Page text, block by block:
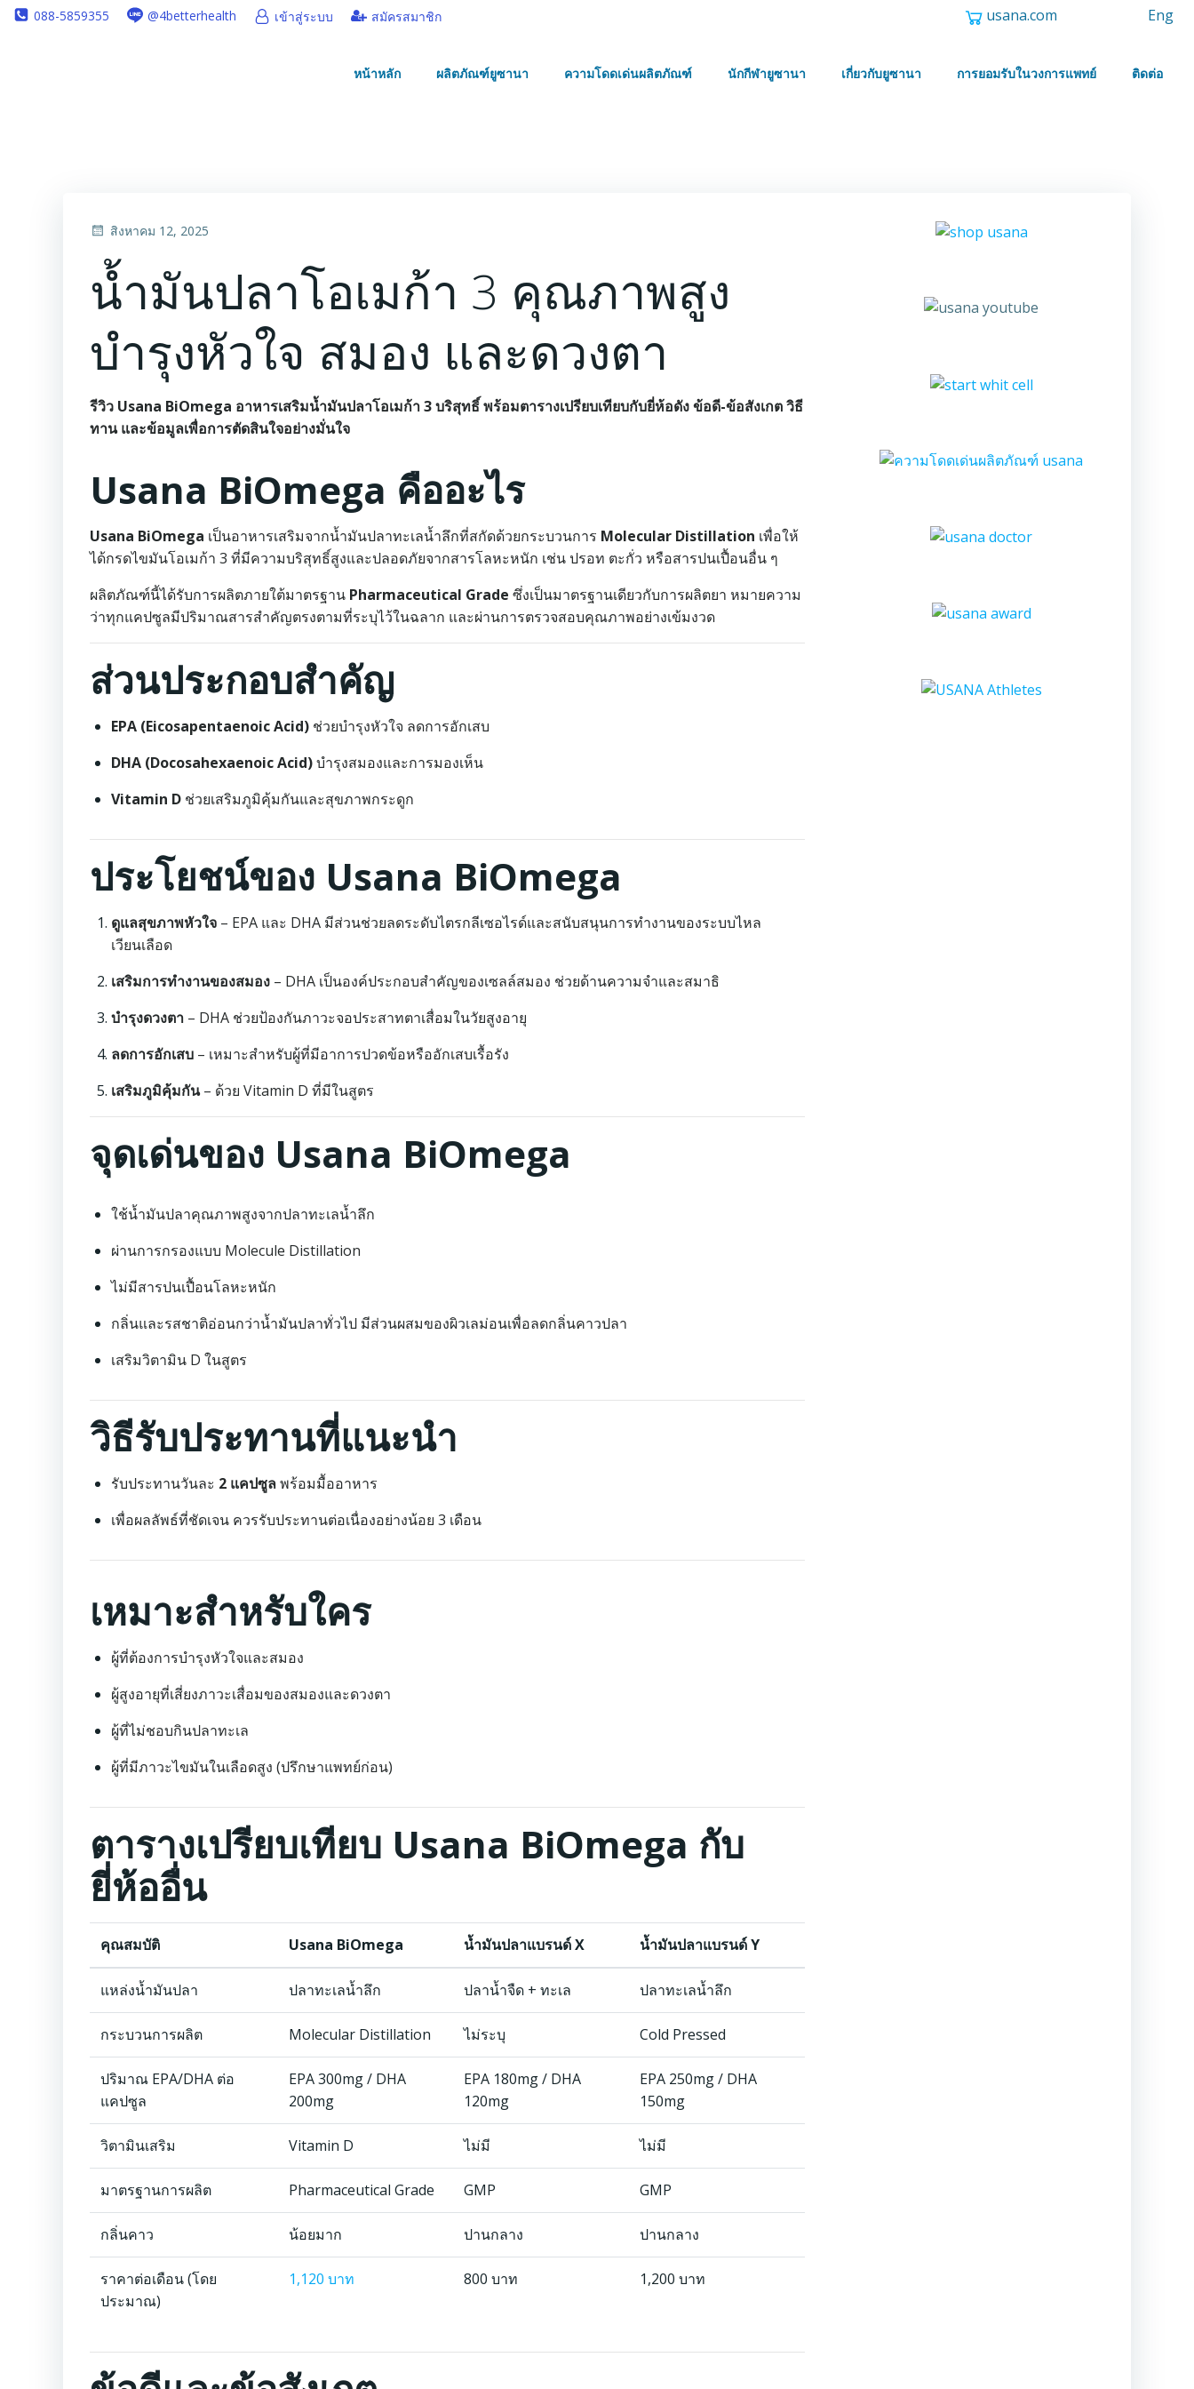
Skip 088-5859355 @4betterhealth เข้าสู่ระบบ สมัครสมาชิก usana.com Eng
หน้าหลัก ผลิตภัณฑ์ยูซานา ความโดดเด่นผลิตภัณฑ์ นักกีฬายูซานา เกี่ยวกับยูซานา การยอมรับในวงการแพทย์ ติดต่อ
สิงหาคม 12, 2025
น้ำมันปลาโอเมก้า 3 คุณภาพสูง
บำรุงหัวใจ สมอง และดวงตา
รีวิว Usana BiOmega อาหารเสริมน้ำมันปลาโอเมก้า 3 บริสุทธิ์ พร้อมตารางเปรียบเทียบกับยี่ห้อดัง ข้อดี-ข้อสังเกต วิธี
ทาน และข้อมูลเพื่อการตัดสินใจอย่างมั่นใจ
Usana BiOmega คืออะไร
Usana BiOmega เป็นอาหารเสริมจากน้ำมันปลาทะเลน้ำลึกที่สกัดด้วยกระบวนการ Molecular Distillation เพื่อให้
ได้กรดไขมันโอเมก้า 3 ที่มีความบริสุทธิ์สูงและปลอดภัยจากสารโลหะหนัก เช่น ปรอท ตะกั่ว หรือสารปนเปื้อนอื่น ๆ
ผลิตภัณฑ์นี้ได้รับการผลิตภายใต้มาตรฐาน Pharmaceutical Grade ซึ่งเป็นมาตรฐานเดียวกับการผลิตยา หมายความ
ว่าทุกแคปซูลมีปริมาณสารสำคัญตรงตามที่ระบุไว้ในฉลาก และผ่านการตรวจสอบคุณภาพอย่างเข้มงวด
ส่วนประกอบสำคัญ
EPA (Eicosapentaenoic Acid) ช่วยบำรุงหัวใจ ลดการอักเสบ
DHA (Docosahexaenoic Acid)บำรุงสมองและการมองเห็น
Vitamin D ช่วยเสริมภูมิคุ้มกันและสุขภาพกระดูก
ประโยชน์ของ Usana BiOmega
ดูแลสุขภาพหัวใจ – EPA และ DHA มีส่วนช่วยลดระดับไตรกลีเซอไรด์และสนับสนุนการทำงานของระบบไหล
เวียนเลือด
เสริมการทำงานของสมอง – DHA เป็นองค์ประกอบสำคัญของเซลล์สมอง ช่วยด้านความจำและสมาธิ
บำรุงดวงตา – DHA ช่วยป้องกันภาวะจอประสาทตาเสื่อมในวัยสูงอายุ
ลดการอักเสบ – เหมาะสำหรับผู้ที่มีอาการปวดข้อหรืออักเสบเรื้อรัง
เสริมภูมิคุ้มกัน– ด้วย Vitamin D ที่มีในสูตร
จุดเด่นของ Usana BiOmega
ใช้น้ำมันปลาคุณภาพสูงจากปลาทะเลน้ำลึก
ผ่านการกรองแบบ Molecule Distillation
ไม่มีสารปนเปื้อนโลหะหนัก
กลิ่นและรสชาติอ่อนกว่าน้ำมันปลาทั่วไป มีส่วนผสมของผิวเลม่อนเพื่อลดกลิ่นคาวปลา
เสริมวิตามิน D ในสูตร
วิธีรับประทานที่แนะนำ
รับประทานวันละ 2 แคปซูลพร้อมมื้ออาหาร
เพื่อผลลัพธ์ที่ชัดเจน ควรรับประทานต่อเนื่องอย่างน้อย 3 เดือน
เหมาะสำหรับใคร
ผู้ที่ต้องการบำรุงหัวใจและสมอง
ผู้สูงอายุที่เสี่ยงภาวะเสื่อมของสมองและดวงตา
ผู้ที่ไม่ชอบกินปลาทะเล
ผู้ที่มีภาวะไขมันในเลือดสูง (ปรึกษาแพทย์ก่อน)
ตารางเปรียบเทียบ Usana BiOmega กับ
ยี่ห้ออื่น
คุณสมบัติ Usana BiOmega น้ำมันปลาแบรนด์ X น้ำมันปลาแบรนด์ Y
แหล่งน้ำมันปลา ปลาทะเลน้ำลึก ปลาน้ำจืด + ทะเล ปลาทะเลน้ำลึก
กระบวนการผลิต Molecular Distillation ไม่ระบุ Cold Pressed
ปริมาณ EPA/DHA ต่อ
แคปซูล
EPA 300mg / DHA
200mg
EPA 180mg / DHA
120mg
EPA 250mg / DHA
150mg
วิตามินเสริม Vitamin D ไม่มี ไม่มี
มาตรฐานการผลิต Pharmaceutical Grade GMP GMP
กลิ่นคาว น้อยมาก ปานกลาง ปานกลาง
ราคาต่อเดือน (โดย
ประมาณ)
1,120 บาท 800 บาท 1,200 บาท